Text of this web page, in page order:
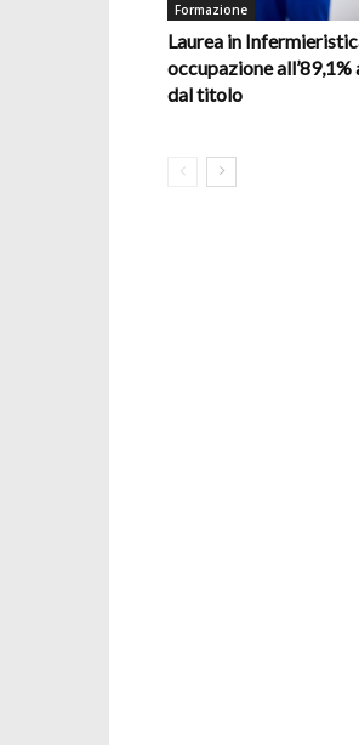
Formazione
Laurea in
occupazione all’89,1%
dal titolo